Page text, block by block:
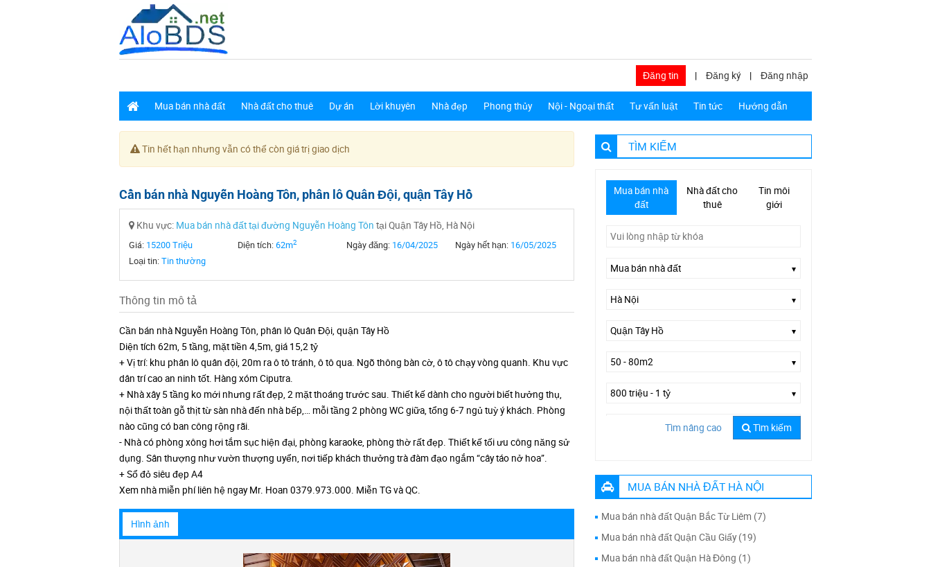
Đăng tin | Đăng ký | Đăng nhập
Mua bán nhà đất Nhà đất cho thuê Dự án Lời khuyên Nhà đẹp Phong thủy Nội - Ngoại thất Tư vấn luật Tin tức Hướng dẫn
Tin hết hạn nhưng vẫn có thể còn giá trị giao dịch
Cần bán nhà Nguyễn Hoàng Tôn, phân lô Quân Đội, quận Tây Hồ
Khu vực: Mua bán nhà đất tại đường Nguyễn Hoàng Tôn tại Quận Tây Hồ, Hà Nội
Giá: 15200 Triệu Diện tích:62m2 Ngày đăng: 16/04/2025 Ngày hết hạn: 16/05/2025
Loại tin:Tin thường
Thông tin mô tả
Cần bán nhà Nguyễn Hoàng Tôn, phân lô Quân Đội, quận Tây Hồ
Diện tích 62m, 5 tầng, mặt tiền 4,5m, giá 15,2 tỷ
+ Vị trí: khu phân lô quân đội, 20m ra ô tô tránh, ô tô qua. Ngõ thông bàn cờ, ô tô chạy vòng quanh. Khu vực
dân trí cao an ninh tốt. Hàng xóm Ciputra.
+ Nhà xây 5 tầng ko mới nhưng rất đẹp, 2 mặt thoáng trước sau. Thiết kế dành cho người biết hưởng thụ,
nội thất toàn gỗ thịt từ sàn nhà đến nhà bếp,… mỗi tầng 2 phòng WC giữa, tổng 6-7 ngủ tuỳ ý khách. Phòng
nào cũng có ban công rộng rãi.
- Nhà có phòng xông hơi tắm sục hiện đại, phòng karaoke, phòng thờ rất đẹp. Thiết kế tối ưu công năng sử
dụng. Sân thượng như vườn thượng uyển, nơi tiếp khách thưởng trà đàm đạo ngắm “cây táo nở hoa”.
+ Sổ đỏ siêu đẹp A4
Xem nhà miễn phí liên hệ ngay Mr. Hoan 0379.973.000. Miễn TG và QC.
Hình ảnh
TÌM KIẾM
Mua bán nhà
đất
Nhà đất cho
thuê
Tin môi
giới
Tìm nâng cao Tìm kiếm
MUA BÁN NHÀ ĐẤT HÀ NỘI
Mua bán nhà đất Quận Bắc Từ Liêm (7)
Mua bán nhà đất Quận Cầu Giấy (19)
Mua bán nhà đất Quận Hà Đông (1)